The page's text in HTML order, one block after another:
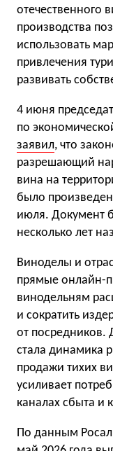
отечественного
производства
использовать
привлечения
развивать
4 июня
по
заявил, что
разрешающий
вина на
было
июля. Документ
несколько лет
Виноделы и
прямые онлайн-
винодельням
и сократить
от посредников.
стала динамика
продажи тихих
усиливает
каналах сбыта и
По данным